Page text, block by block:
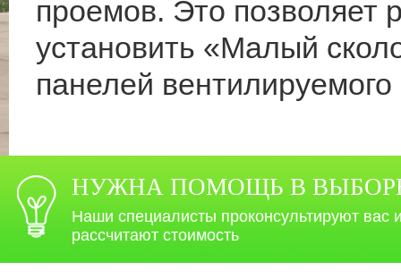
проемов. Это позволяет
установить «Малый
панелей
НУЖНА ПОМОЩЬ В
Наши специалисты проконсультируют вас
рассчитают стоимость